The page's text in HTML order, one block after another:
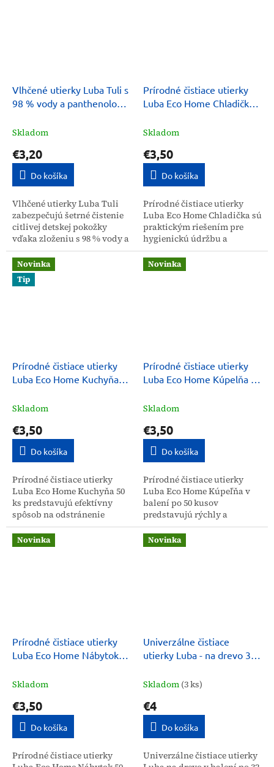
Vlhčené utierky Luba Tuli s
98 % vody a panthenolom
Skladom
€3,20
Do košíka
Vlhčené utierky Luba Tuli
zabezpečujú šetrné čistenie
citlivej detskej pokožky
vďaka zloženiu s 98 % vody a
panthenolom. Sú vhodné na
každodennú hygienu a
upokojenie pokožky už...
Prírodné čistiace utierky
Luba Eco Home Chladička
Skladom
€3,50
Do košíka
Prírodné čistiace utierky
Luba Eco Home Chladička sú
praktickým riešením pre
hygienickú údržbu a
odstránenie nečistôt z vnútra
vašej chladničky. Vďaka
špeciálnemu zloženiu...
Novinka
Tip
Prírodné čistiace utierky
Luba Eco Home Kuchyňa
Skladom
€3,50
Do košíka
Prírodné čistiace utierky
Luba Eco Home Kuchyňa 50
ks predstavujú efektívny
spôsob na odstránenie
mastnoty a nečistôt z
kuchynských povrchov bez
zanechania šmúh. Balenie...
Novinka
Prírodné čistiace utierky
Luba Eco Home Kúpelňa 50
Skladom
€3,50
Do košíka
Prírodné čistiace utierky
Luba Eco Home Kúpeľňa v
balení po 50 kusov
predstavujú rýchly a
efektívny spôsob čistenia
kúpeľňových povrchov, po
ktorom zostávajú plochy
Novinka
Prírodné čistiace utierky
Luba Eco Home Nábytok
Skladom
€3,50
Do košíka
Prírodné čistiace utierky
Novinka
Univerzálne čistiace
utierky Luba - na drevo 32
Skladom (3 ks)
€4
Do košíka
Univerzálne čistiace utierky